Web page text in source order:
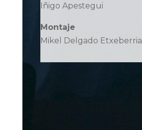
Iñigo Apestegui
Montaje
Mikel Delgado Etxeberria